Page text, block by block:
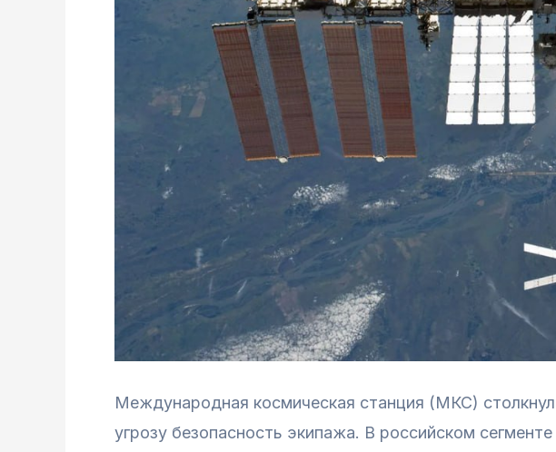
Международная космическая станция (МКС)
угрозу безопасность экипажа. В российском